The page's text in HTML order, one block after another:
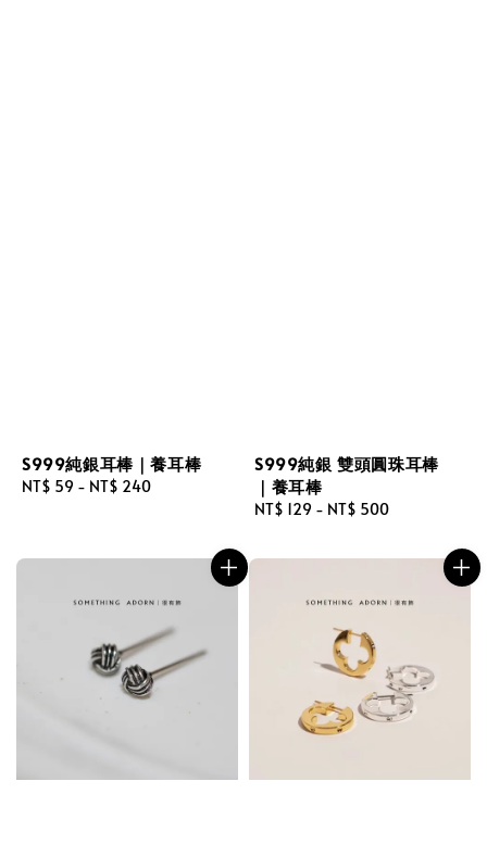
S999純銀耳棒｜養耳棒
Regular
NT$ 59 - NT$ 240
S999純銀 雙頭圓珠耳棒
｜養耳棒
Regular
NT$ 129 - NT$ 500